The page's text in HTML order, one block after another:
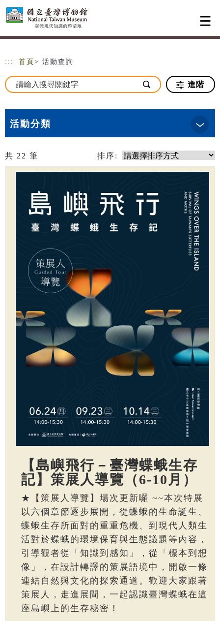
跳到主要內容
網站導覽
::: 首頁 > 活動查詢
進階
活動分類
共 22 筆 排序:
【島嶼飛行－臺灣蝶蛾生存
記】策展人導覽（6-10月）
★【策展人導覽】場次更新囉 ~~本次特展
以六個章節逐步展開，從蝶蛾的生命誕生、
蝶蛾生存所面對的重重危機、到現代人類生
活對於蝶蛾的環境保育與生態議題等內容，
引導觀者從「知識到感知」，從「標本到想
像」，在設計轉譯的策展語境中，開啟一條
連結自然與文化的探索通道。歡迎大家跟著
策展人，走進展間，一起認識臺灣蝶蛾在這
座島嶼上的生存秘密！